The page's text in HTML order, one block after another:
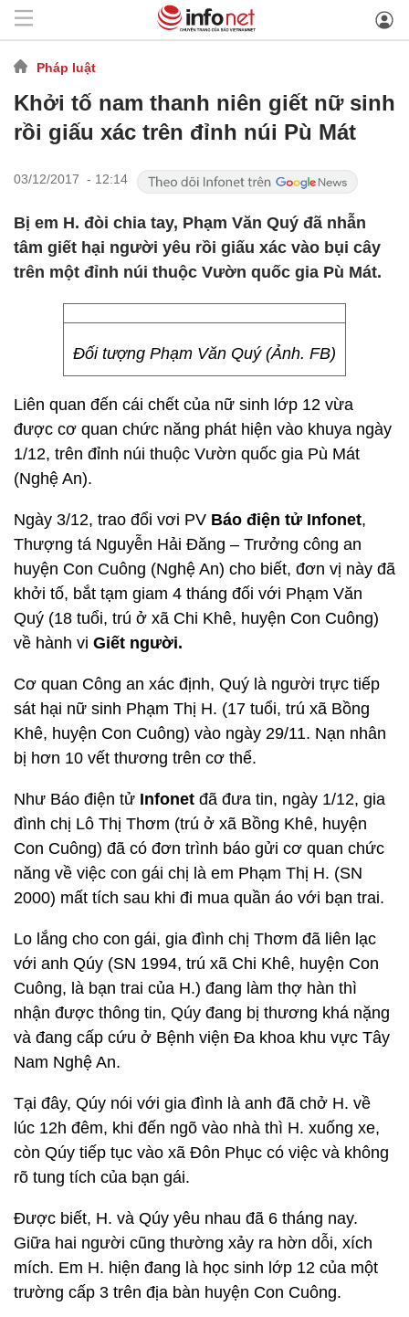
Pháp luật
Khởi tố nam thanh niên giết nữ sinh
rồi giấu xác trên đỉnh núi Pù Mát
03/12/2017 - 12:14
Bị em H. đòi chia tay, Phạm Văn Quý đã nhẫn
tâm giết hại người yêu rồi giấu xác vào bụi cây
trên một đỉnh núi thuộc Vườn quốc gia Pù Mát.
Đối tượng Phạm Văn Quý (Ảnh. FB)
Liên quan đến cái chết của nữ sinh lớp 12 vừa
được cơ quan chức năng phát hiện vào khuya ngày
1/12, trên đỉnh núi thuộc Vườn quốc gia Pù Mát
(Nghệ An).
Ngày 3/12, trao đổi vơi PV Báo điện tử Infonet,
Thượng tá Nguyễn Hải Đăng – Trưởng công an
huyện Con Cuông (Nghệ An) cho biết, đơn vị này đã
khởi tố, bắt tạm giam 4 tháng đối với Phạm Văn
Quý (18 tuổi, trú ở xã Chi Khê, huyện Con Cuông)
về hành vi Giết người.
Cơ quan Công an xác định, Quý là người trực tiếp
sát hại nữ sinh Phạm Thị H. (17 tuổi, trú xã Bồng
Khê, huyện Con Cuông) vào ngày 29/11. Nạn nhân
bị hơn 10 vết thương trên cơ thể.
Như Báo điện tử Infonet đã đưa tin, ngày 1/12, gia
đình chị Lô Thị Thơm (trú ở xã Bồng Khê, huyện
Con Cuông) đã có đơn trình báo gửi cơ quan chức
năng về việc con gái chị là em Phạm Thị H. (SN
2000) mất tích sau khi đi mua quần áo với bạn trai.
Lo lắng cho con gái, gia đình chị Thơm đã liên lạc
với anh Qúy (SN 1994, trú xã Chi Khê, huyện Con
Cuông, là bạn trai của H.) đang làm thợ hàn thì
nhận được thông tin, Qúy đang bị thương khá nặng
và đang cấp cứu ở Bệnh viện Đa khoa khu vực Tây
Nam Nghệ An.
Tại đây, Qúy nói với gia đình là anh đã chở H. về
lúc 12h đêm, khi đến ngõ vào nhà thì H. xuống xe,
còn Qúy tiếp tục vào xã Đôn Phục có việc và không
rõ tung tích của bạn gái.
Được biết, H. và Qúy yêu nhau đã 6 tháng nay.
Giữa hai người cũng thường xảy ra hờn dỗi, xích
mích. Em H. hiện đang là học sinh lớp 12 của một
trường cấp 3 trên địa bàn huyện Con Cuông.